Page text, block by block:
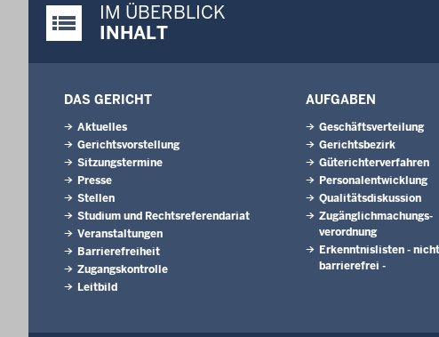
Justiz-Portal im Überblick:
IM ÜBERBLICK
INHALT
DAS GERICHT
Aktuelles
Gerichtsvorstellung
Sitzungstermine
Presse
Stellen
Studium und Rechtsreferendariat
Veranstaltungen
Barrierefreiheit
Zugangskontrolle
Leitbild
AUFGABEN
Geschäftsverteilung
Gerichtsbezirk
Güterichterverfahren
Personalentwicklung
Qualitätsdiskussion
Zugänglichmachungs­
verordnung
Erkenntnislisten - nicht
barrierefrei -